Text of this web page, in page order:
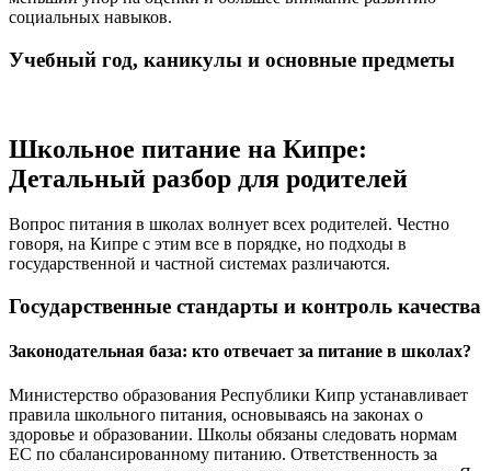
социальных навыков.
Учебный год, каникулы и основные предметы
Школьное питание на Кипре:
Детальный разбор для родителей
Вопрос питания в школах волнует всех родителей. Честно
говоря, на Кипре с этим все в порядке, но подходы в
государственной и частной системах различаются.
Государственные стандарты и контроль качества
Законодательная база: кто отвечает за питание в школах?
Министерство образования Республики Кипр устанавливает
правила школьного питания, основываясь на законах о
здоровье и образовании. Школы обязаны следовать нормам
ЕС по сбалансированному питанию. Ответственность за